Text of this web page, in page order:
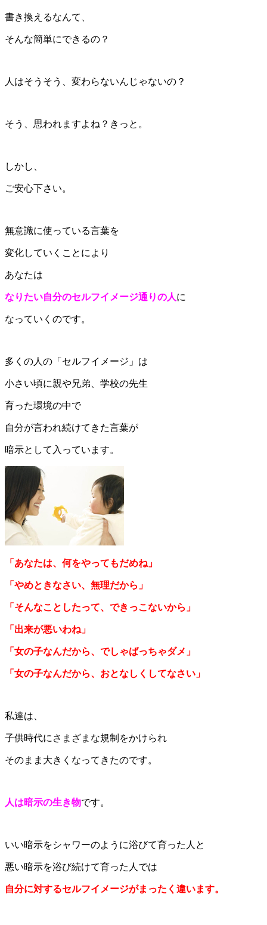
書き換えるなんて、
そんな簡単にできるの？
人はそうそう、変わらないんじゃないの？
そう、思われますよね？きっと。
しかし、
ご安心下さい。
無意識に使っている言葉を
変化していくことにより
あなたは
なりたい自分のセルフイメージ通りの人に
なっていくのです。
多くの人の「セルフイメージ」は
小さい頃に親や兄弟、学校の先生
育った環境の中で
自分が言われ続けてきた言葉が
暗示として入っています。
「あなたは、何をやってもだめね」
「やめときなさい、無理だから」
「そんなことしたって、できっこないから」
「出来が悪いわね」
「女の子なんだから、でしゃばっちゃダメ」
「女の子なんだから、おとなしくしてなさい」
私達は、
子供時代にさまざまな規制をかけられ
そのまま大きくなってきたのです。
人は暗示の生き物です。
いい暗示をシャワーのように浴びて育った人と
悪い暗示を浴び続けて育った人では
自分に対するセルフイメージがまったく違います。